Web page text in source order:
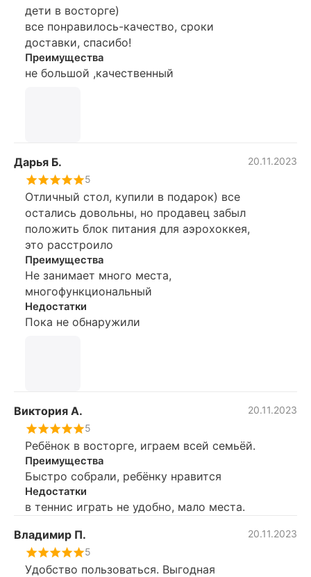
дети в восторге)
все понравилось-качество, сроки
доставки, спасибо!
Преимущества
не большой ,качественный
Дарья Б.
20.11.2023
5
Отличный стол, купили в подарок) все
остались довольны, но продавец забыл
положить блок питания для аэрохоккея,
это расстроило
Преимущества
Не занимает много места,
многофункциональный
Недостатки
Пока не обнаружили
Виктория А.
20.11.2023
5
Ребёнок в восторге, играем всей семьёй.
Преимущества
Быстро собрали, ребёнку нравится
Недостатки
в теннис играть не удобно, мало места.
Владимир П.
20.11.2023
5
Удобство пользоваться. Выгодная